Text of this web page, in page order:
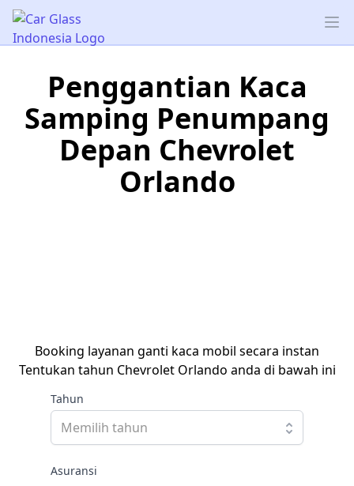
Car Glass Indonesia
Penggantian Kaca
Samping Penumpang
Depan Chevrolet
Orlando
Booking layanan ganti kaca mobil secara instan
Tentukan tahun Chevrolet Orlando anda di bawah ini
Tahun
Asuransi